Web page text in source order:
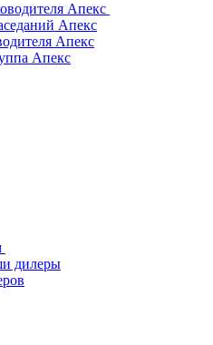
Апекс
Апекс
Апекс
Апекс
дилеры